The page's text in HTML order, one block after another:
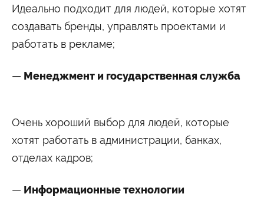
Идеально подходит для людей, которые хотят
создавать бренды, управлять проектами и
работать в рекламе;
Менеджмент и государственная служба
Очень хороший выбор для людей, которые
хотят работать в администрации, банках,
отделах кадров;
Информационные технологии